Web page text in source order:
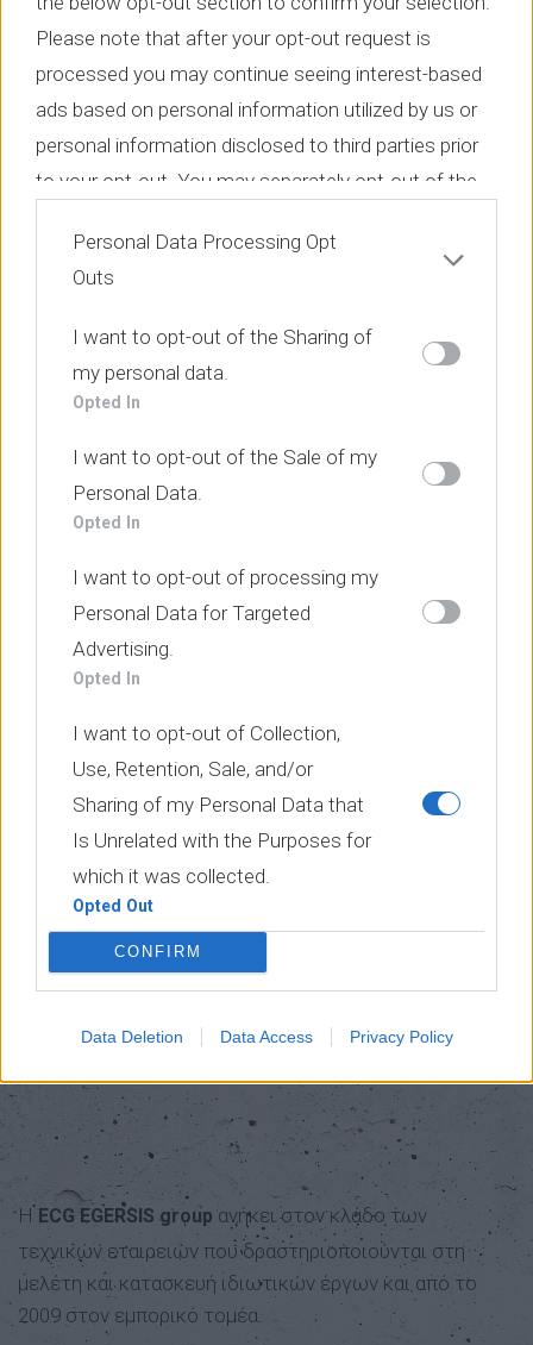
Please note that after your opt-out request is
processed you may continue seeing interest-based
ads based on personal information utilized by us or
personal information disclosed to third parties prior
to your opt-out. You may separately opt-out of the
third parties on the IAB’s list of downstream
participants. This information may also be disclosed
by us to third parties on the
IAB’s List of
Downstream Participants
that may further disclose
it to other third parties.
Personal Data Processing Opt
Outs
I want to opt-out of the Sharing of
my personal data.
Opted In
I want to opt-out of the Sale of my
Personal Data.
Opted In
I want to opt-out of processing my
Personal Data for Targeted
Advertising.
Opted In
I want to opt-out of Collection,
Use, Retention, Sale, and/or
Sharing of my Personal Data that
Is Unrelated with the Purposes for
which it was collected.
Opted Out
CONFIRM
Data Deletion Data Access Privacy Policy
ΗECG EGERSIS group ανήκει στον κλάδο των
τεχνικών εταιρειών που δραστηριοποιούνται στη
μελέτη και κατασκευή ιδιωτικών έργων και από το
2009 στοv εμπορικό τομέα.